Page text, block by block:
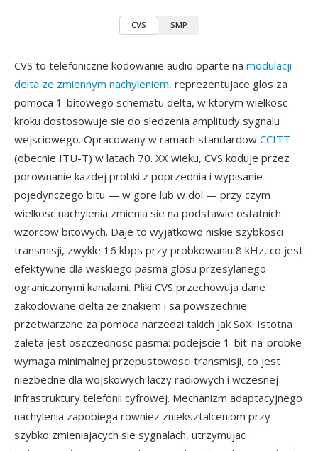
CVS SMP
CVS to telefoniczne kodowanie audio oparte na modulacji
delta ze zmiennym nachyleniem, reprezentujace glos za
pomoca 1-bitowego schematu delta, w ktorym wielkosc
kroku dostosowuje sie do sledzenia amplitudy sygnalu
wejsciowego. Opracowany w ramach standardow CCITT
(obecnie ITU-T) w latach 70. XX wieku, CVS koduje przez
porownanie kazdej probki z poprzednia i wypisanie
pojedynczego bitu — w gore lub w dol — przy czym
wielkosc nachylenia zmienia sie na podstawie ostatnich
wzorcow bitowych. Daje to wyjatkowo niskie szybkosci
transmisji, zwykle 16 kbps przy probkowaniu 8 kHz, co jest
efektywne dla waskiego pasma glosu przesylanego
ograniczonymi kanalami. Pliki CVS przechowuja dane
zakodowane delta ze znakiem i sa powszechnie
przetwarzane za pomoca narzedzi takich jak SoX. Istotna
zaleta jest oszczednosc pasma: podejscie 1-bit-na-probke
wymaga minimalnej przepustowosci transmisji, co jest
niezbedne dla wojskowych laczy radiowych i wczesnej
infrastruktury telefonii cyfrowej. Mechanizm adaptacyjnego
nachylenia zapobiega rowniez znieksztalceniom przy
szybko zmieniajacych sie sygnalach, utrzymujac